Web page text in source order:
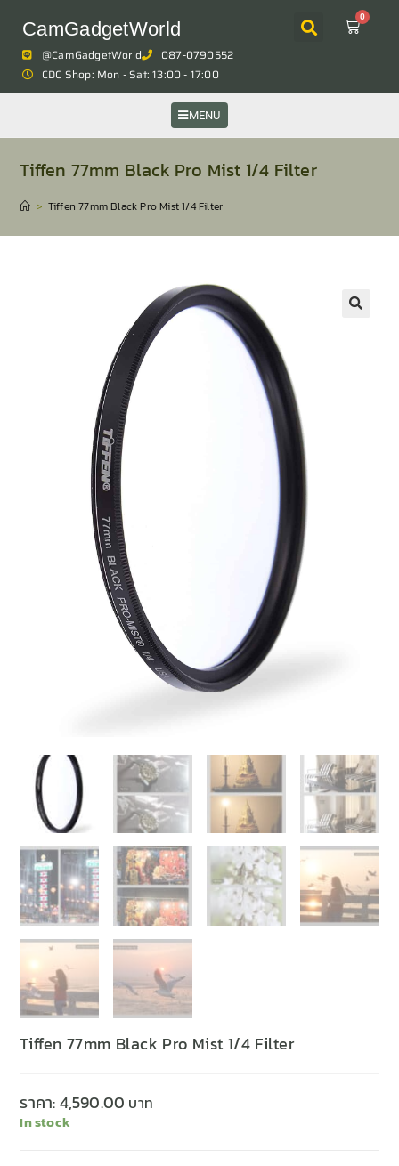
CamGadgetWorld
0
@CamGadgetWorld
087-0790552
CDC Shop: Mon - Sat: 13:00 - 17:00
MENU
Tiffen 77mm Black Pro Mist 1/4 Filter
> Tiffen 77mm Black Pro Mist 1/4 Filter
Tiffen 77mm Black Pro Mist 1/4 Filter
ราคา:4,590.00
In stock